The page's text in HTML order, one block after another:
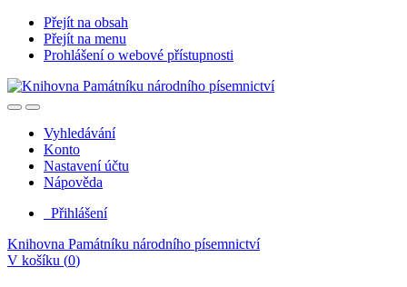
Přejít na obsah
Přejít na menu
Prohlášení o webové přístupnosti
Vyhledávání
Konto
Nastavení účtu
Nápověda
Přihlášení
Knihovna Památníku národního písemnictví
V košíku (0)